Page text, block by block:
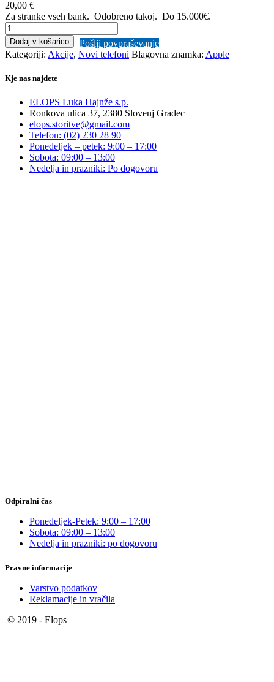
20,00 €
Za stranke vseh bank. Odobreno takoj. Do 15.000€.
Apple
iPhone
17
PRO
256GB,
Blue
količina
Dodaj v košarico
Pošlji povpraševanje
Kategoriji: Akcije, Novi telefoni Blagovna znamka: Apple
Kje nas najdete
ELOPS Luka Hajnže s.p.
Ronkova ulica 37, 2380 Slovenj Gradec
elops.storitve@gmail.com
Telefon: (02) 230 28 90
Ponedeljek – petek: 9:00 – 17:00
Sobota: 09:00 – 13:00
Nedelja in prazniki: Po dogovoru
Odpiralni čas
Ponedeljek-Petek: 9:00 – 17:00
Sobota: 09:00 – 13:00
Nedelja in prazniki: po dogovoru
Pravne informacije
Varstvo podatkov
Reklamacije in vračila
© 2019 - Elops